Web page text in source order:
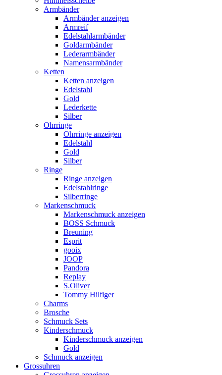
Armbänder
Armbänder anzeigen
Armreif
Edelstahlarmbänder
Goldarmbänder
Lederarmbänder
Namensarmbänder
Ketten
Ketten anzeigen
Edelstahl
Gold
Lederkette
Silber
Ohrringe
Ohrringe anzeigen
Edelstahl
Gold
Silber
Ringe
Ringe anzeigen
Edelstahlringe
Silberringe
Markenschmuck
Markenschmuck anzeigen
BOSS Schmuck
Breuning
Esprit
gooix
JOOP
Pandora
Replay
S.Oliver
Tommy Hilfiger
Charms
Brosche
Schmuck Sets
Kinderschmuck
Kinderschmuck anzeigen
Gold
Schmuck anzeigen
Grossuhren